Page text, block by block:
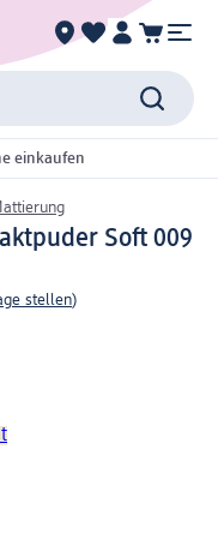
einkaufen
Soft 009
stellen)